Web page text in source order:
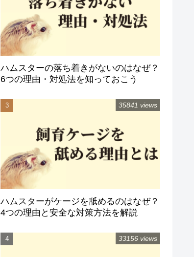
ハムスターの落ち着きがないのはなぜ？
6つの理由・対処法を知っておこう
ハムスターがケージを舐めるのはなぜ？
4つの理由と安全な対策方法を解説
35841 views
33156 views